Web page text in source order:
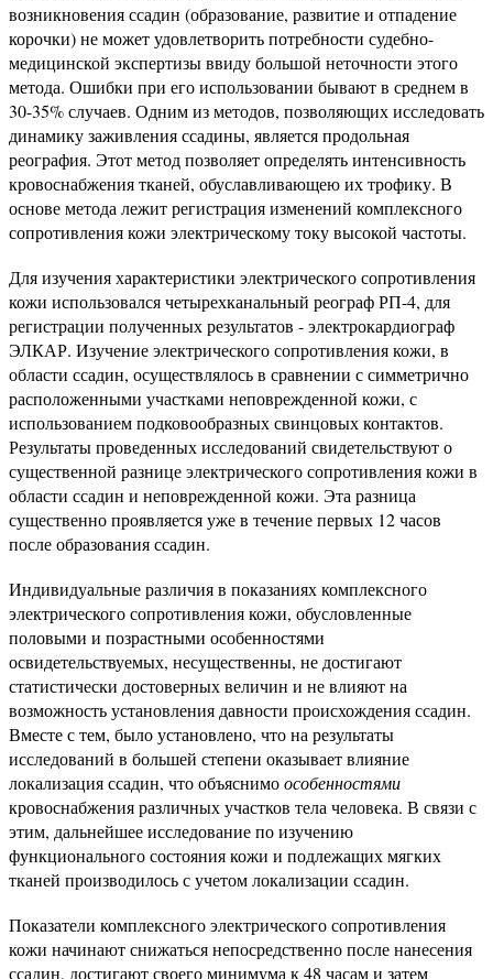
возникновения ссадин (образование, развитие и отпадение
корочки) не может удовлетворить потребности судебно-
медицинской экспертизы ввиду большой неточности этого
метода. Ошибки при его использовании бывают в среднем в
30-35% случаев. Одним из методов, позволяющих исследовать
динамику заживления ссадины, является продольная
реография. Этот метод позволяет определять интенсивность
кровоснабжения тканей, обуславливающею их трофику. В
основе метода лежит регистрация изменений комплексного
сопротивления кожи электрическому току высокой частоты.
Для изучения характеристики электрического сопротивления
кожи использовался четырехканальный реограф РП-4, для
регистрации полученных результатов - электрокардиограф
ЭЛКАР. Изучение электрического сопротивления кожи, в
области ссадин, осуществлялось в сравнении с симметрично
расположенными участками неповрежденной кожи, с
использованием подковообразных свинцовых контактов.
Результаты проведенных исследований свидетельствуют о
существенной разнице электрического сопротивления кожи в
области ссадин и неповрежденной кожи. Эта разница
существенно проявляется уже в течение первых 12 часов
после образования ссадин.
Индивидуальные различия в показаниях комплексного
электрического сопротивления кожи, обусловленные
половыми и позрастными особенностями
освидетельствуемых, несущественны, не достигают
статистически достоверных величин и не влияют на
возможность установления давности происхождения ссадин.
Вместе с тем, было установлено, что на результаты
исследований в большей степени оказывает влияние
локализация ссадин, что объяснимоособенностями
кровоснабжения различных участков тела человека. В связи с
этим, дальнейшее исследование по изучению
функционального состояния кожи и подлежащих мягких
тканей производилось с учетом локализации ссадин.
Показатели комплексного электрического сопротивления
кожи начинают снижаться непосредственно после нанесения
ссадин, достигают своего минимума к 48 часам и затем